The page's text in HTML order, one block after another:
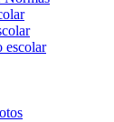
escolar